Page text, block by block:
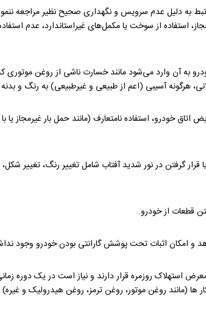
به آن وارد می‌شود مانند خسارت ناشی از روغن
هرگونه آسیبی (اعم از طبیعی و غیرطبیعی) به رنگ و
اتاق خودرو، استفاده نامتعارف (مانند حمل بار
یا قرار گرفتن در نور شدید آفتاب شامل تغيير رنگ،
معرض استهلاک روزمره قرار دارند و نیاز است در یک دوره
(مانند روغن موتور، روغن ترمز، روغن هیدرولیک و غیره)